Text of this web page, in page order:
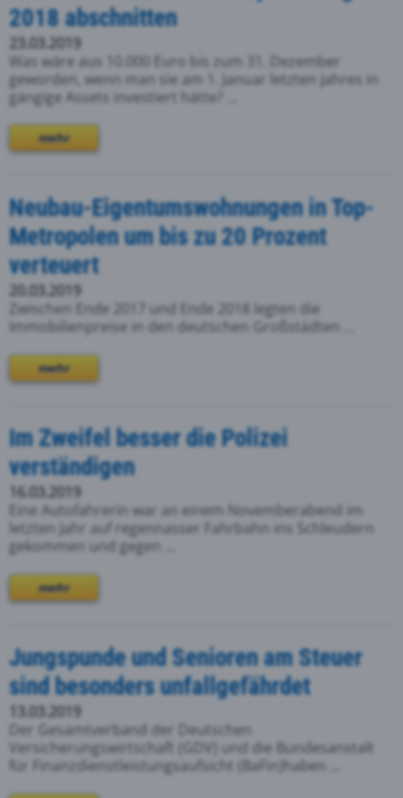
2018 abschnitten
23.03.2019
Was wäre aus 10.000 Euro bis zum 31. Dezember
geworden, wenn man sie am 1. Januar letzten Jahres in
gängige Assets investiert hätte? ...
mehr
Neubau-Eigentumswohnungen in Top-
Metropolen um bis zu 20 Prozent
verteuert
20.03.2019
Zwischen Ende 2017 und Ende 2018 legten die
Immobilienpreise in den deutschen Großstädten ...
mehr
Im Zweifel besser die Polizei
verständigen
16.03.2019
Eine Autofahrerin war an einem Novemberabend im
letzten Jahr auf regennasser Fahrbahn ins Schleudern
gekommen und gegen ...
mehr
Jungspunde und Senioren am Steuer
sind besonders unfallgefährdet
13.03.2019
Der Gesamtverband der Deutschen
Versicherungswirtschaft (GDV) und die Bundesanstalt
für Finanzdienstleistungsaufsicht (BaFin)haben ...